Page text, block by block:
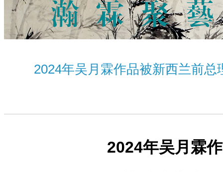
2024年吴月霖作品被新西兰前总
2024年吴月霖